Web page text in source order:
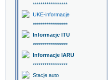
******************
UKE-informacje
******************
Informacje ITU
******************
Informacje IARU
******************
Stacje auto